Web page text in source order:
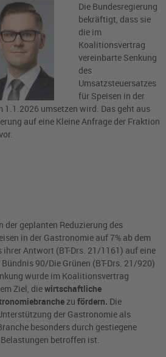
Die Bundesregierung
bekräftigt, dass sie
die im
Koalitionsvertrag
vereinbarte Senkung
des
Umsatzsteuersatzes
für Speisen in der
1.1.2026 umsetzen wird. Das geht aus
auf eine Kleine Anfrage der Fraktion
der geplanten Reduzierung des
in der Gastronomie auf 7% ab dem
ihrer Antwort (BT-Drs. 21/1161) auf eine
90/Die Grünen (BT-Drs. 21/920)
wurde im Koalitionsvertrag
Ziel, diewirtschaftliche
zufördern. Die
der Gastronomie als
besonders durch gestiegene
betroffen ist.